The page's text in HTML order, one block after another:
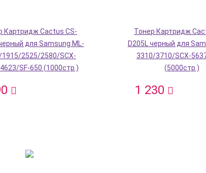
Картридж Cactus CS-
для Samsung ML-
1915/2525/2580/SCX-
SF-650 (1000стр.)
Тонер Картридж
D205L черный для
3310/3710/SCX-
(5000стр.)
1 230